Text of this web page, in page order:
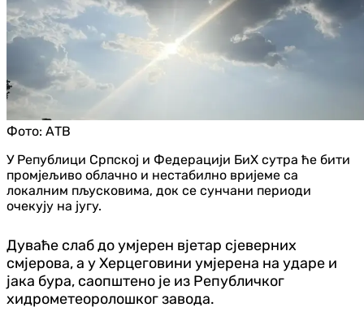
Фото: АТВ
У Републици Српској и Федерацији БиХ сутра ће бити
промјељиво облачно и нестабилно вријеме са
локалним пљусковима, док се сунчани периоди
очекују на југу.
Дуваће слаб до умјерен вјетар сјеверних
смјерова, а у Херцеговини умјерена на ударе и
јака бура, саопштено је из Републичког
хидрометеоролошког завода.